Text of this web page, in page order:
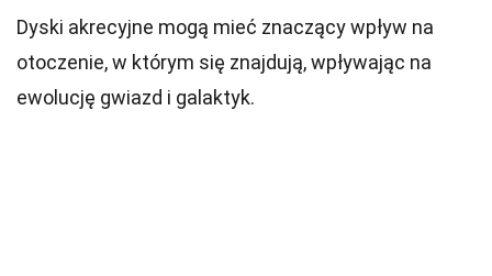
Dyski akrecyjne mogą mieć znaczący wpływ na
otoczenie, w którym się znajdują, wpływając na
ewolucję gwiazd i galaktyk.